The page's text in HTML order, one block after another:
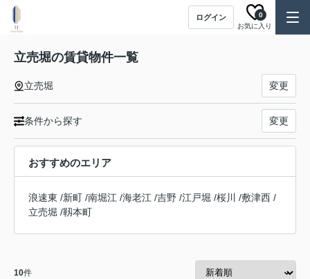
ログイン
お気に入り
0
立売堀の賃貸物件一覧
立売堀 変更
条件から探す 変更
おすすめのエリア
浪速東 /新町 /南堀江 /海老江 /吉野 /江戸堀 /桜川 /敷津西 /
立売堀 /靱本町
10件